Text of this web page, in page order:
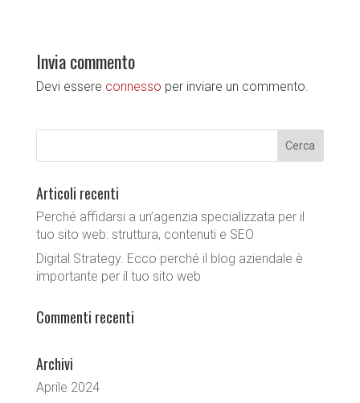
Invia commento
Devi essere connesso per inviare un commento.
Articoli recenti
Perché affidarsi a un’agenzia specializzata per il
tuo sito web: struttura, contenuti e SEO
Digital Strategy. Ecco perché il blog aziendale è
importante per il tuo sito web
Commenti recenti
Archivi
Aprile 2024